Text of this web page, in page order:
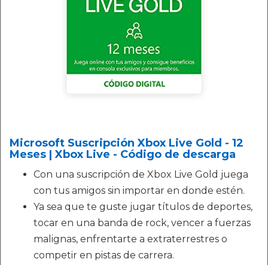
Microsoft Suscripción Xbox Live Gold - 12
Meses | Xbox Live - Código de descarga
Con una suscripción de Xbox Live Gold juega
con tus amigos sin importar en donde estén.
Ya sea que te guste jugar títulos de deportes,
tocar en una banda de rock, vencer a fuerzas
malignas, enfrentarte a extraterrestres o
competir en pistas de carrera.